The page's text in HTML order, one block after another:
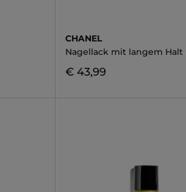
CHANEL
Nagellack mit langem Halt
€ 43,99